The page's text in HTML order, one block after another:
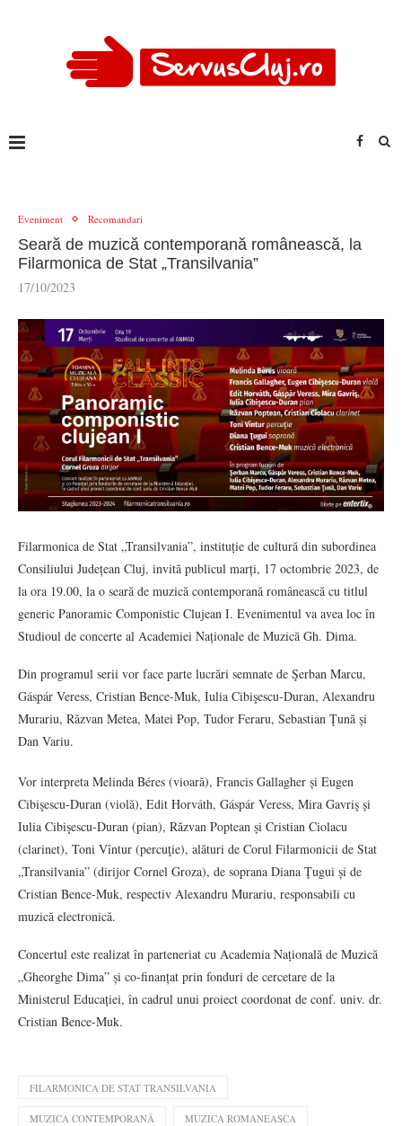
Eveniment Recomandari
Seară de muzică contemporană românească, la
Filarmonica de Stat „Transilvania”
17/10/2023
Filarmonica de Stat „Transilvania”, instituție de cultură din subordinea
Consiliului Județean Cluj, invită publicul marți, 17 octombrie 2023, de
la ora 19.00, la o seară de muzică contemporană românească cu titlul
generic Panoramic Componistic Clujean I. Evenimentul va avea loc în
Studioul de concerte al Academiei Naționale de Muzică Gh. Dima.
Din programul serii vor face parte lucrări semnate de Şerban Marcu,
Gáspár Veress, Cristian Bence-Muk, Iulia Cibişescu-Duran, Alexandru
Murariu, Răzvan Metea, Matei Pop, Tudor Feraru, Sebastian Ţună și
Dan Variu.
Vor interpreta Melinda Béres (vioară), Francis Gallagher și Eugen
Cibişescu-Duran (violă), Edit Horváth, Gáspár Veress, Mira Gavriş și
Iulia Cibişescu-Duran (pian), Răzvan Poptean și Cristian Ciolacu
(clarinet), Toni Vîntur (percuţie), alături de Corul Filarmonicii de Stat
„Transilvania” (dirijor Cornel Groza), de soprana Diana Ţugui și de
Cristian Bence-Muk, respectiv Alexandru Murariu, responsabili cu
muzică electronică.
Concertul este realizat în parteneriat cu Academia Națională de Muzică
„Gheorghe Dima” și co-finanțat prin fonduri de cercetare de la
Ministerul Educației, în cadrul unui proiect coordonat de conf. univ. dr.
Cristian Bence-Muk.
FILARMONICA DE STAT TRANSILVANIA
MUZICA CONTEMPORANĂ MUZICA ROMANEASCA